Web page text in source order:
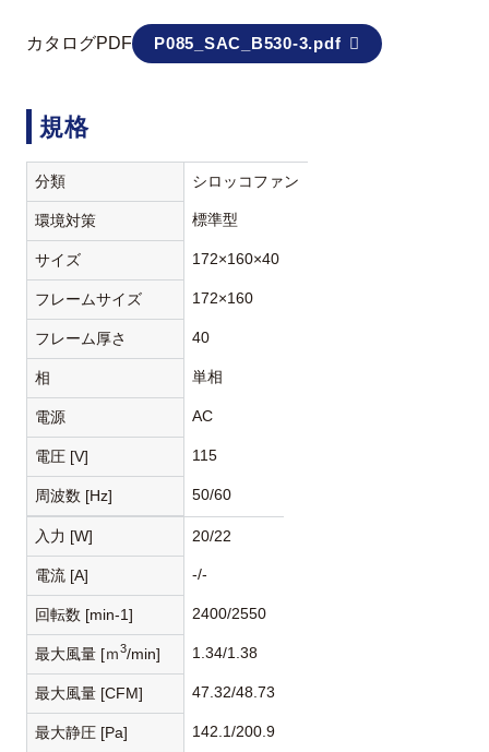
カタログPDF P085_SAC_B530-3.pdf
規格
分類 シロッコファン
環境対策 標準型
サイズ 172×160×40
フレームサイズ 172×160
フレーム厚さ 40
相 単相
電源 AC
電圧 [V] 115
周波数 [Hz] 50/60
入力 [W] 20/22
電流 [A] -/-
回転数 [min-1] 2400/2550
最大風量 [ｍ3/min] 1.34/1.38
最大風量 [CFM] 47.32/48.73
最大静圧 [Pa] 142.1/200.9